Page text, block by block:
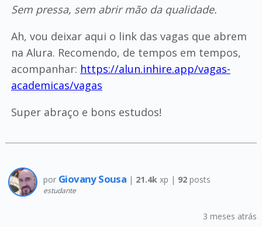
Sem pressa, sem abrir mão da qualidade.
Ah, vou deixar aqui o link das vagas que abrem
na Alura. Recomendo, de tempos em tempos,
acompanhar: https://alun.inhire.app/vagas-
academicas/vagas
Super abraço e bons estudos!
por Giovany Sousa | 21.4k xp | 92posts
estudante
3 meses atrás